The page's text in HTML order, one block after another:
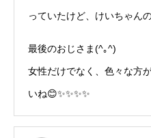
っていたけど、けいちゃん
最後のおじさま(^｡^)
女性だけでなく、色々な方
いね😊✨✨✨✨